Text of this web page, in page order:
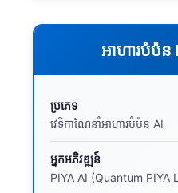
អាហារបំប៉
ប្រភេទ
វេទិកាណែនាំអាហារបំប៉ន AI
អ្នកអភិវឌ្ឍន៍
PIYA AI (Quantum PIYA